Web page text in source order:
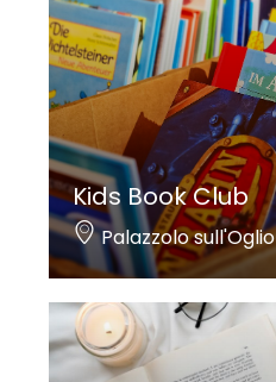
Kids Book Club
Palazzolo sull'Oglio